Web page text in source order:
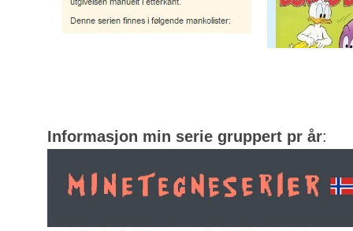
Informasjon min serie gruppert pr år: